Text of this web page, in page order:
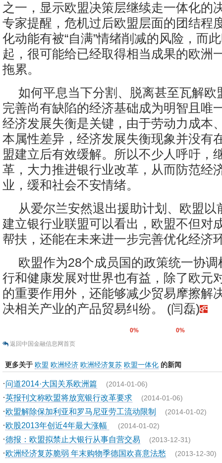
之一，显示欧盟决策层继续走一体化的
专家提醒，危机过后欧盟层面的团结程
化动能有被“自满”情绪削减的风险，而
起，很可能给已经取得相当成果的欧洲
拖累。
如何平息当下分割、脱离甚至瓦解欧
完善尚有缺陷的经济基础成为明智且唯
经济发展失衡是关键，由于劳动力成本
本属性差异，经济发展失衡现象并没有
盟建立后有效缓解。所以不少人呼吁，
革，大力推进银行业改革，从而防范经
业，缓和社会不安情绪。
从爱尔兰安然退出援助计划、欧盟以
建立银行业联盟可以看出，欧盟不但对
帮扶，还能在未来进一步完善优化经济
欧盟作为28个成员国的政策统一协
行和健康发展对世界也有益，除了欧元
的重要作用外，还能够减少贸易摩擦解
决相关产业的产品贸易纠纷。 (闫磊)
0%
0%
返回中国金融信息网首页
更多关于 欧盟 欧洲经济 欧洲经济复苏 欧盟一体化 的新闻
·问道2014·大国关系欧洲篇 (2014-01-06)
·英报刊文称欧盟将放宽银行改革要求 (2014-01-06)
·欧盟解除保加利亚和罗马尼亚劳工流动限制 (2014-01-02)
·欧股2013年创近4年最大涨幅 (2014-01-02)
·德报：欧盟拟禁止大银行从事自营交易 (2013-12-31)
·欧洲经济复苏脆弱 年末购物季德国欢喜意法愁 (2013-12-30)